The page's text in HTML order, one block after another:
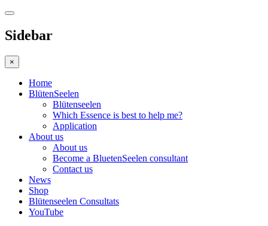
Sidebar
×
Home
BlütenSeelen
Blütenseelen
Which Essence is best to help me?
Application
About us
About us
Become a BluetenSeelen consultant
Contact us
News
Shop
Blütenseelen Consultats
YouTube